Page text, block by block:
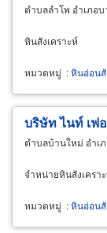
ตำบลลำโพ อำเภอ
หินสังเคราะห์
หมวดหมู่ :หินอ่อนสั
บริษัท ไนท์ เฟ
ตำบลบ้านใหม่ อำเ
จำหน่ายหินสังเครา
หมวดหมู่ :หินอ่อนสั